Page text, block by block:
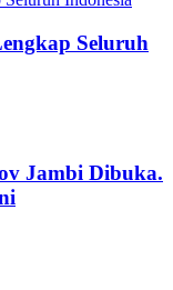
Seluruh
Jambi Dibuka.